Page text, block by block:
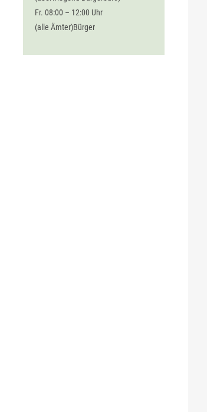
Fr. 08:00 – 12:00 Uhr
(alle Ämter)Bürger